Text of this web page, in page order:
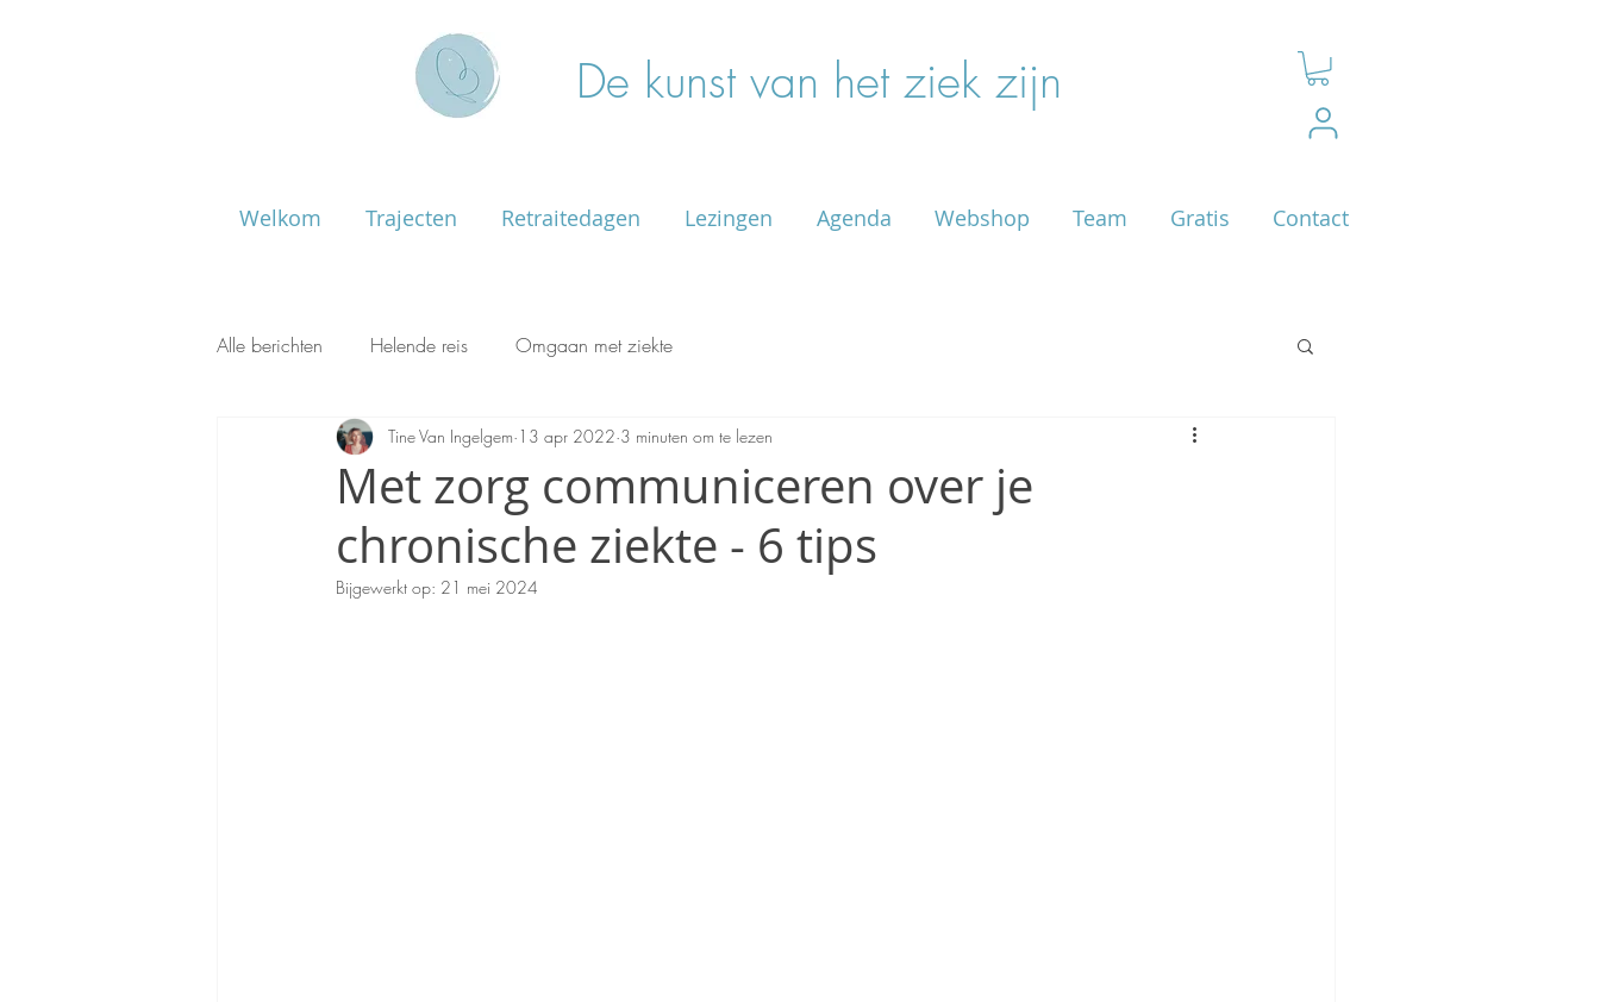
De kunst van het ziek zijn
Welkom Trajecten Retraitedagen Lezingen Agenda Webshop Team Gratis Contact
Alle berichten Helende reis Omgaan met ziekte
Met zorg communiceren over je
chronische ziekte - 6 tips
Tine Van Ingelgem 13 apr 2022 3 minuten om te lezen
Bijgewerkt op: 21 mei 2024